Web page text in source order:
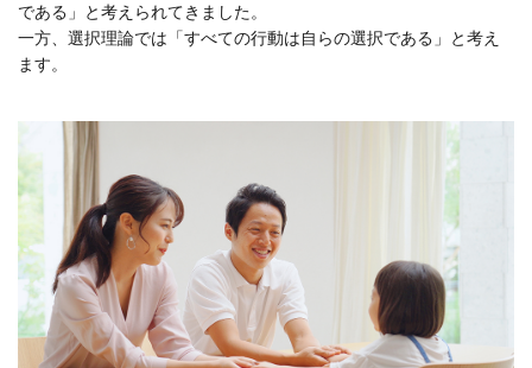
である」と考えられてきました。
一方、選択理論では「すべての行動は自らの選択である」と考え
ます。